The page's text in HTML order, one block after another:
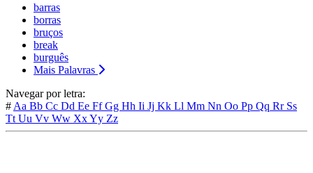
barras
borras
bruços
break
burguês
Mais Palavras
Navegar por letra:
# Aa Bb Cc Dd Ee FfGg Hh Ii Jj Kk Ll Mm Nn Oo Pp Qq Rr Ss
Tt Uu Vv Ww XxYy Zz